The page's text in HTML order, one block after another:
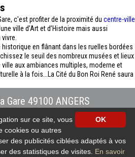
c'est profiter de la proximité du centre-ville
ville d’Art et d’Histoire mais aussi
en flânant dans les ruelles bordées
le seuil des nombreux musées et lieux
aux ambiances multiples, moderne et
à la fois...La Cité du Bon Roi René saura
Gare 49100 ANGERS
info@hotel-angers.fr
angers.com
Site internet E-comouest - ANGERS
- Galerie photos-Protection des données
Nos flux RSS
OK
sur ce site, vous
cookies ou autres
des publicités ciblées adaptés à vos
des statistiques de visites. En savoir